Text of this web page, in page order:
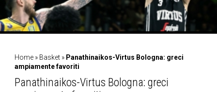
Home » Basket » Panathinaikos-Virtus Bologna: greci
ampiamente favoriti
Panathinaikos-Virtus Bologna: greci